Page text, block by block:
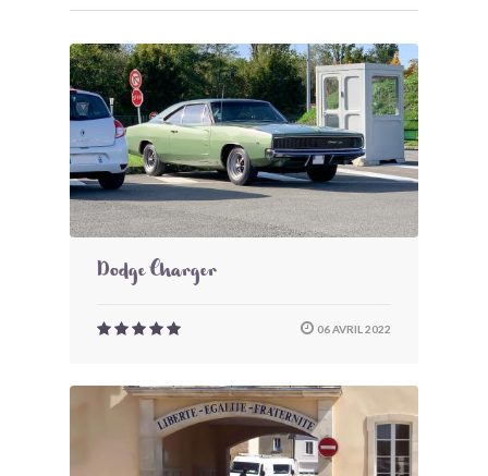
Dodge Charger
06 AVRIL 2022